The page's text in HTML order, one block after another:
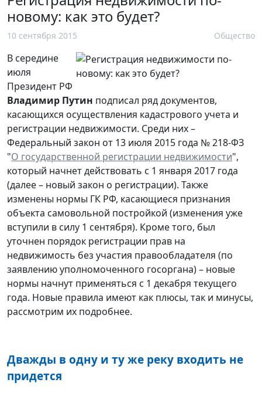
новому: как это будет?
10 сентября 2015 Общество
В середине
июля
Президент РФ
Владимир Путин подписал ряд документов,
касающихся осуществления кадастрового учета и
регистрации недвижимости. Среди них –
Федеральный закон от 13 июля 2015 года № 218-ФЗ
"О государственной регистрации недвижимости",
который начнет действовать с 1 января 2017 года
(далее – новый закон о регистрации). Также
изменены нормы ГК РФ, касающиеся признания
объекта самовольной постройкой (изменения уже
вступили в силу 1 сентября). Кроме того, был
уточнен порядок регистрации прав на
недвижимость без участия правообладателя (по
заявлению уполномоченного госоргана) – новые
нормы начнут применяться с 1 декабря текущего
года. Новые правила имеют как плюсы, так и минусы,
рассмотрим их подробнее.
Дважды в одну и ту же реку входить не
придется